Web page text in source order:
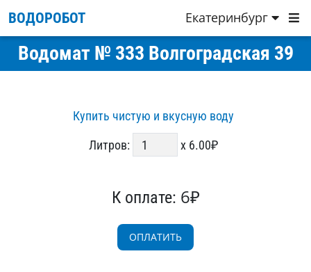
ВОДОРОБОТ Екатеринбург
Водомат № 333 Волгоградская 39
Купить чистую и вкусную воду
Литров:
x 6.00₽
К оплате: 6₽